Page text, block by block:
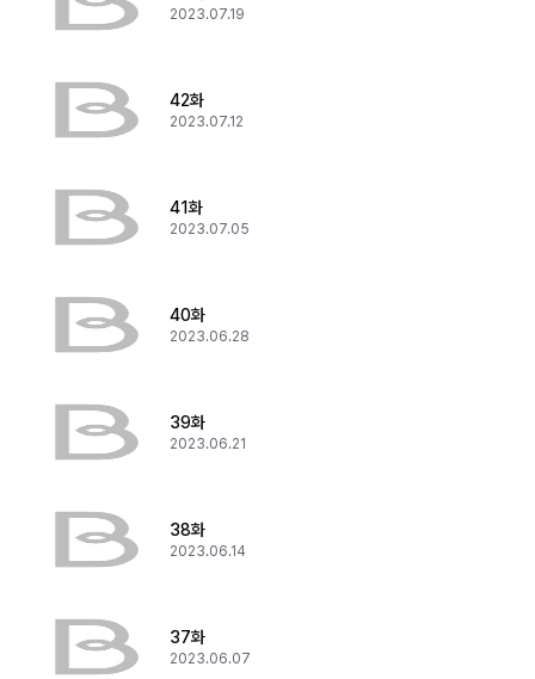
2023.07.19
42화
2023.07.12
41화
2023.07.05
40화
2023.06.28
39화
2023.06.21
38화
2023.06.14
37화
2023.06.07